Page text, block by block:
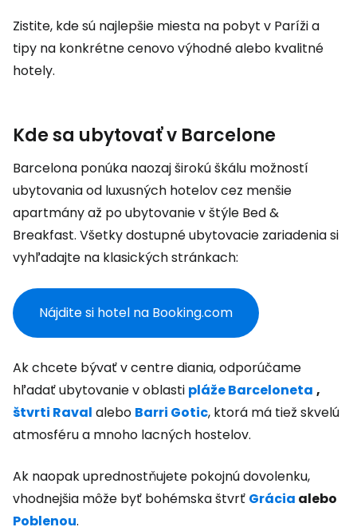
Zistite, kde sú najlepšie miesta na pobyt v Paríži a
tipy na konkrétne cenovo výhodné alebo kvalitné
hotely.
Kde sa ubytovať v Barcelone
Barcelona ponúka naozaj širokú škálu možností
ubytovania od luxusných hotelov cez menšie
apartmány až po ubytovanie v štýle Bed &
Breakfast. Všetky dostupné ubytovacie zariadenia si
vyhľadajte na klasických stránkach:
Nájdite si hotel na Booking.com
Ak chcete bývať v centre diania, odporúčame
hľadať ubytovanie v oblasti pláže Barceloneta ,
štvrti Raval alebo Barri Gotic, ktorá má tiež skvelú
atmosféru a mnoho lacných hostelov.
Ak naopak uprednostňujete pokojnú dovolenku,
vhodnejšia môže byť bohémska štvrť Grácia alebo
Poblenou.